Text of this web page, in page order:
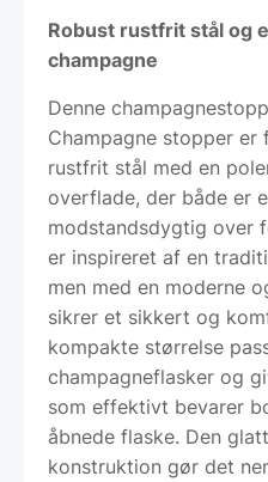
Robust rustfrit stål og
champagne
Denne
Champagne stopper
rustfrit stål med en
overflade, der både er
modstandsdygtig over
er inspireret af en
men med en moderne
sikrer et sikkert og
kompakte størrelse
champagneflasker og
som effektivt bevarer
åbnede flaske. Den
konstruktion gør det